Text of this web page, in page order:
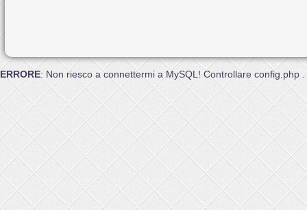
ERRORE: Non riesco a connettermi a MySQL! Controllare config.php .